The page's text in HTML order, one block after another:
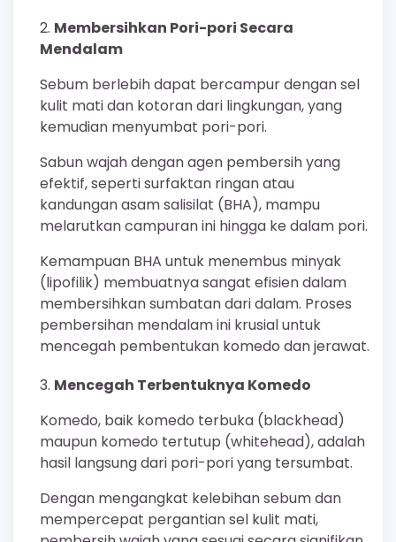
Membersihkan Pori-pori Secara
Mendalam
Sebum berlebih dapat bercampur dengan sel
kulit mati dan kotoran dari lingkungan, yang
kemudian menyumbat pori-pori.
Sabun wajah dengan agen pembersih yang
efektif, seperti surfaktan ringan atau
kandungan asam salisilat (BHA), mampu
melarutkan campuran ini hingga ke dalam pori.
Kemampuan BHA untuk menembus minyak
(lipofilik) membuatnya sangat efisien dalam
membersihkan sumbatan dari dalam. Proses
pembersihan mendalam ini krusial untuk
mencegah pembentukan komedo dan jerawat.
Mencegah Terbentuknya Komedo
Komedo, baik komedo terbuka (blackhead)
maupun komedo tertutup (whitehead), adalah
hasil langsung dari pori-pori yang tersumbat.
Dengan mengangkat kelebihan sebum dan
mempercepat pergantian sel kulit mati,